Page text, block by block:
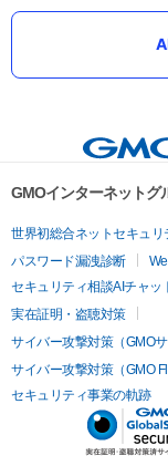
GMOインターネットグ
世界初総合ネットセキュリ
パスワード漏洩診断
セキュリティ相談AIチャッ
実在証明・盗聴対策
サイバー攻撃対策（GMO
サイバー攻撃対策（GMO
セキュリティ事業の軌跡